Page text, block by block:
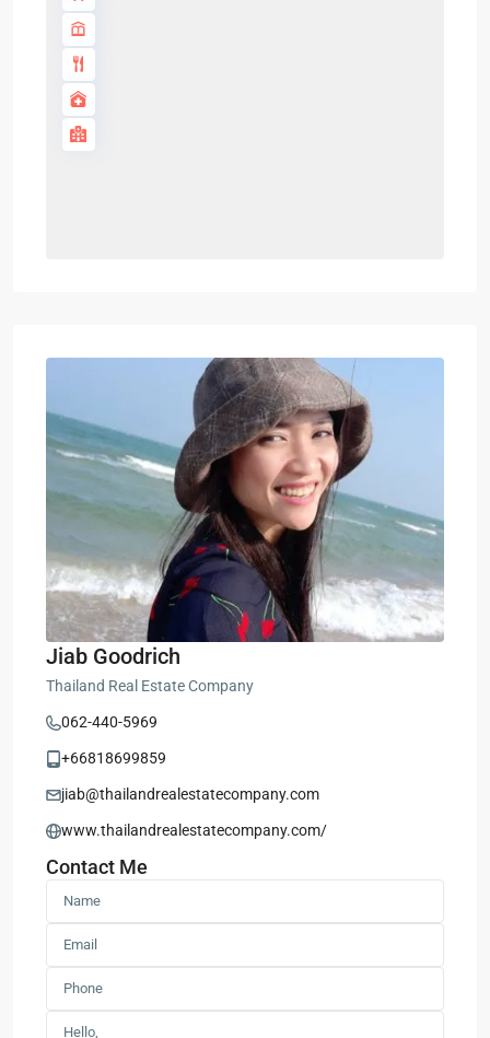
Jiab Goodrich
Thailand Real Estate Company
062-440-5969
+66818699859
jiab@thailandrealestatecompany.com
www.thailandrealestatecompany.com/
Contact Me